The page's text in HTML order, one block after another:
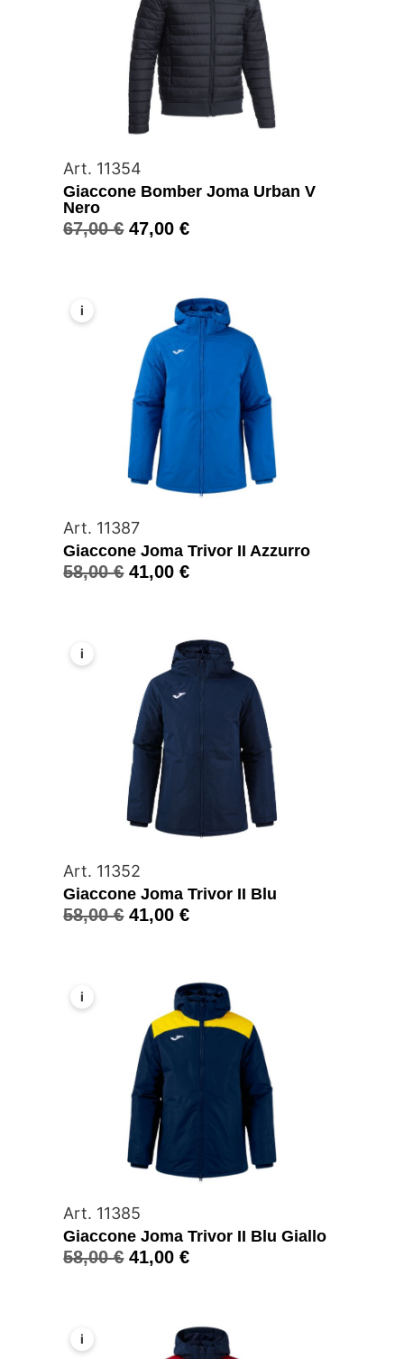
Art. 11354
Giaccone Bomber Joma Urban V
Nero
67,00€ 47,00€
i
Art. 11387
Giaccone Joma Trivor II Azzurro
58,00€ 41,00€
i
Art. 11352
Giaccone Joma Trivor II Blu
58,00€ 41,00€
i
Art. 11385
Giaccone Joma Trivor II Blu Giallo
58,00€ 41,00€
i